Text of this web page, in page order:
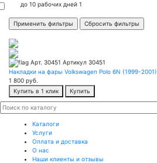
до 10 рабочих дней 1
Арт. 30451 Артикул 30451
Накладки на фары Volkswagen Polo 6N (1999-2001)
1 800 руб.
Купить в 1 клик
Купить
Каталоги
Услуги
Оплата и доставка
О нас
Наши клиенты и отзывы